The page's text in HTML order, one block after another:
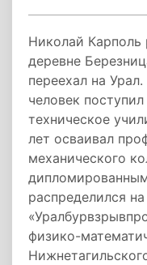
Николай Карполь
деревне
переехал на
человек
техническое
лет осваивал
механического
распределился
физико-